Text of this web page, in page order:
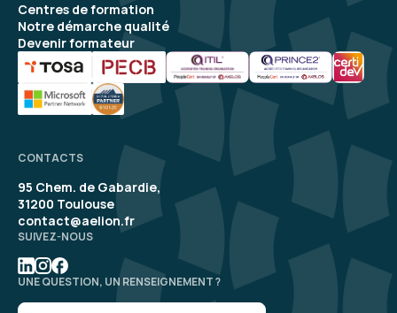
Centres de formation
Notre démarche qualité
Devenir formateur
CONTACTS
95 Chem. de Gabardie,
31200 Toulouse
contact@aelion.fr
SUIVEZ-NOUS
UNE QUESTION, UN RENSEIGNEMENT ?